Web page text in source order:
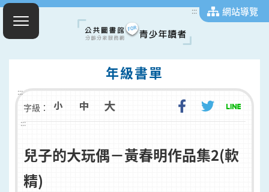
::: 網站導覽
年級書單
:::
字級：
:::
兒子的大玩偶－黃春明作品集2(軟
精)